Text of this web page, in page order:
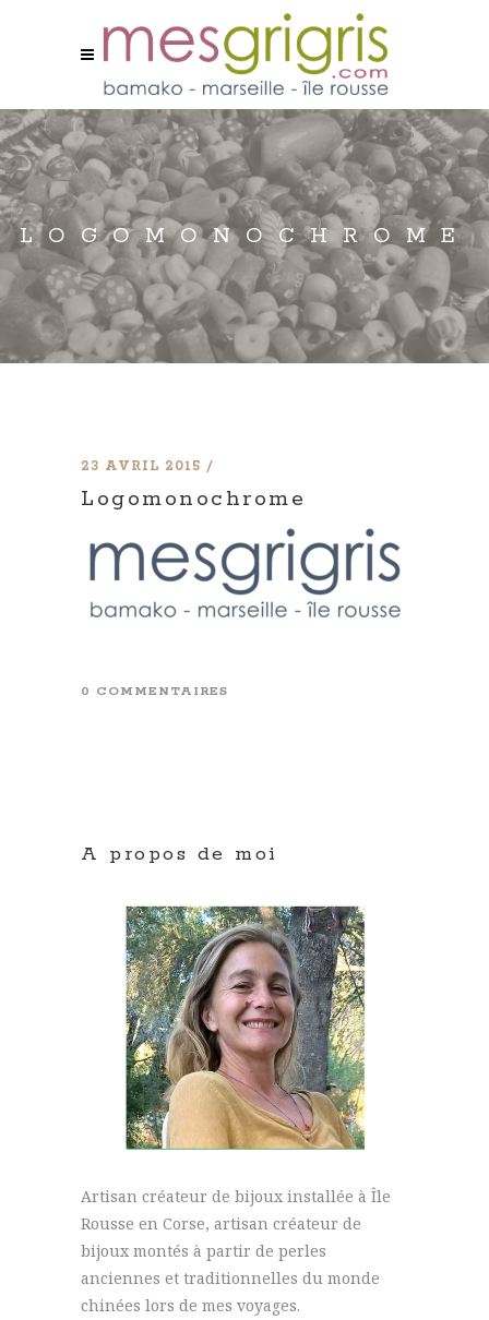
LOGOMONOCHROME
23 AVRIL 2015
Logomonochrome
0 COMMENTAIRES
A propos de moi
Artisan créateur de bijoux installée à Île
Rousse en Corse, artisan créateur de
bijoux montés à partir de perles
anciennes et traditionnelles du monde
chinées lors de mes voyages.